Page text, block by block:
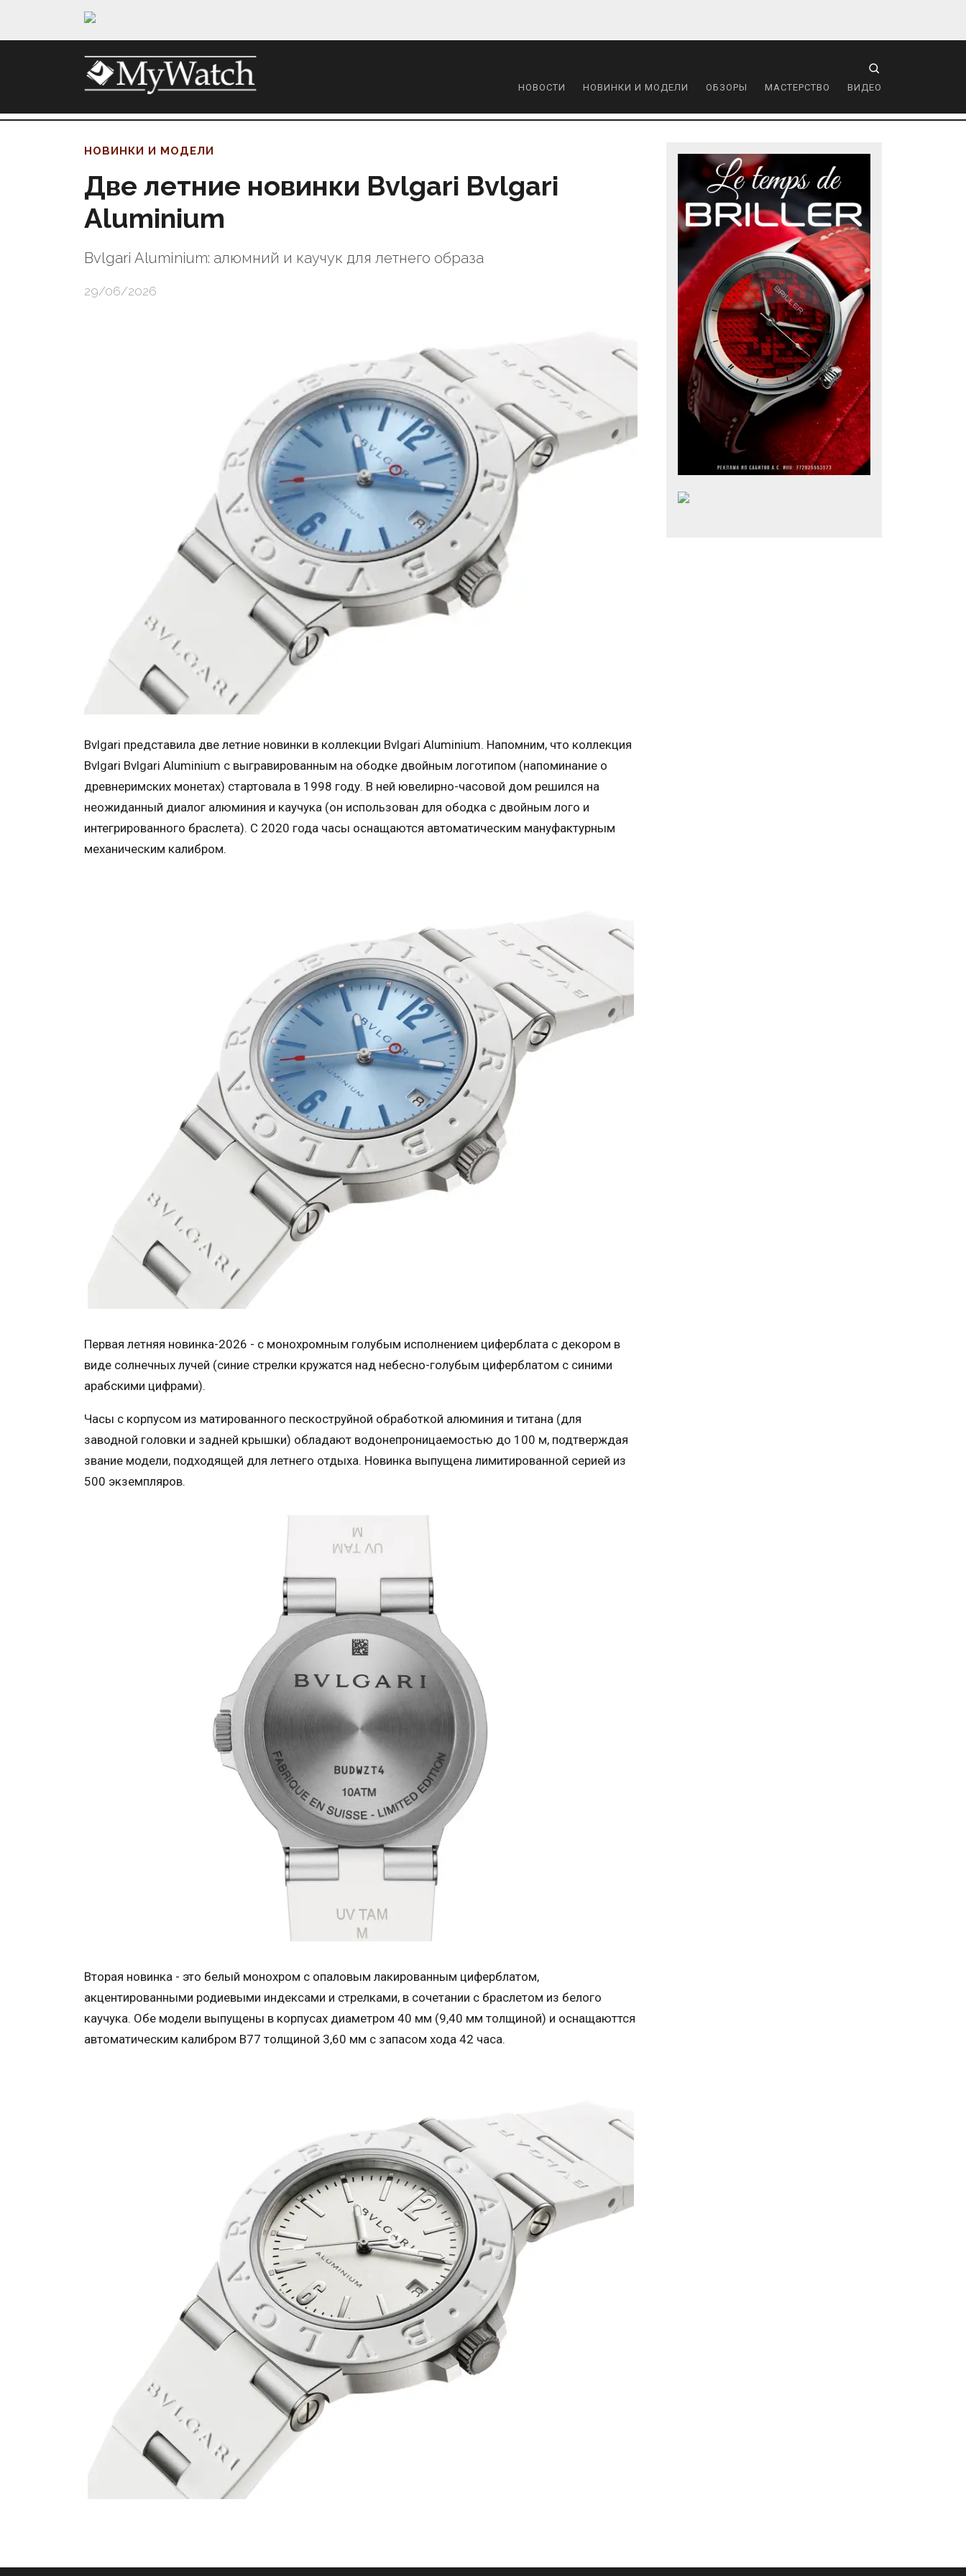
НОВОСТИ НОВИНКИ И МОДЕЛИ ОБЗОРЫ МАСТЕРСТВО ВИДЕО
НОВИНКИ И МОДЕЛИ
Две летние новинки Bvlgari Bvlgari
Aluminium
Bvlgari Aluminium: алюмний и каучук для летнего образа
29/06/2026
Bvlgari представила две летние новинки в коллекции Bvlgari Aluminium. Напомним, что коллекция
Bvlgari Bvlgari Aluminium с выгравированным на ободке двойным логотипом (напоминание о
древнеримских монетах) стартовала в 1998 году. В ней ювелирно-часовой дом решился на
неожиданный диалог алюминия и каучука (он использован для ободка с двойным лого и
интегрированного браслета). С 2020 года часы оснащаются автоматическим мануфактурным
механическим калибром.
Первая летняя новинка-2026 - с монохромным голубым исполнением циферблата с декором в
виде солнечных лучей (синие стрелки кружатся над небесно-голубым циферблатом с синими
арабскими цифрами).
Часы с корпусом из матированного пескоструйной обработкой алюминия и титана (для
заводной головки и задней крышки) обладают водонепроницаемостью до 100 м, подтверждая
звание модели, подходящей для летнего отдыха. Новинка выпущена лимитированной серией из
500 экземпляров.
Вторая новинка - это белый монохром с опаловым лакированным циферблатом,
акцентированными родиевыми индексами и стрелками, в сочетании с браслетом из белого
каучука. Обе модели выпущены в корпусах диаметром 40 мм (9,40 мм толщиной) и оснащаюттся
автоматическим калибром B77 толщиной 3,60 мм с запасом хода 42 часа.